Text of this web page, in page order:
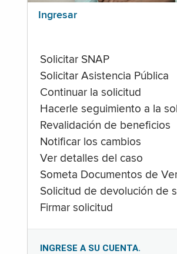
Ingresar
Solicitar SNAP
Solicitar Asistencia Pública
Continuar la solicitud
Hacerle seguimiento a la
Revalidación de beneficios
Notificar los cambios
Ver detalles del caso
Someta Documentos de
Solicitud de devolución de
Firmar solicitud
INGRESE A SU CUENTA.